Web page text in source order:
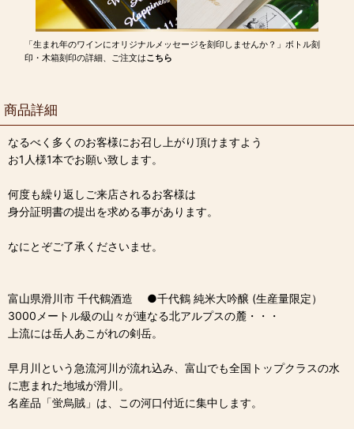
「生まれ年のワインにオリジナルメッセージを刻印しませんか？」ボトル刻
印・木箱刻印の詳細、ご注文はこちら
商品詳細
なるべく多くのお客様にお召し上がり頂けますよう
お1人様1本でお願い致します。
何度も繰り返しご来店されるお客様は
身分証明書の提出を求める事があります。
なにとぞご了承くださいませ。
富山県滑川市 千代鶴酒造 ●千代鶴 純米大吟醸 (生産量限定）
3000メートル級の山々が連なる北アルプスの麓・・・
上流には岳人あこがれの剣岳。
早月川という急流河川が流れ込み、富山でも全国トップクラスの水
に恵まれた地域が滑川。
名産品「蛍烏賊」は、この河口付近に集中します。